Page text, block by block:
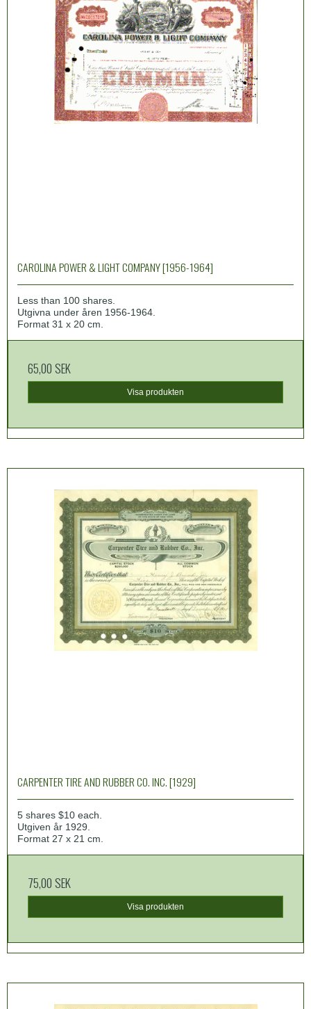
CAROLINA POWER & LIGHT COMPANY [1956-1964]
Less than 100 shares.
Utgivna under åren 1956-1964.
Format 31 x 20 cm.
65,00 SEK
Visa produkten
CARPENTER TIRE AND RUBBER CO. INC. [1929]
5 shares $10 each.
Utgiven år 1929.
Format 27 x 21 cm.
75,00 SEK
Visa produkten